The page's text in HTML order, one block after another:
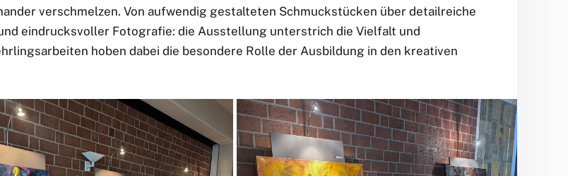
verschmelzen. Von aufwendig gestalteten Schmuckstücken über detailreiche
eindrucksvoller Fotografie: die Ausstellung unterstrich die Vielfalt und
hoben dabei die besondere Rolle der Ausbildung in den kreativen